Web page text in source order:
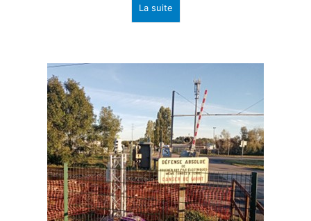
La suite